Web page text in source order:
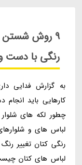
9 روش شستن
رنگی با دست
به گزارش فدایی
کارهایی باید
چطور لکه های شلوار
لباس های و
رنگی کتان تغییر
لباس های کتان